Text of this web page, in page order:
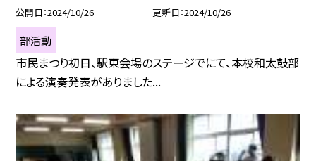
公開日 2024/10/26 更新日 2024/10/26
部活動
市民まつり初日、駅東会場のステージでにて、本校和太鼓部
による演奏発表がありました...